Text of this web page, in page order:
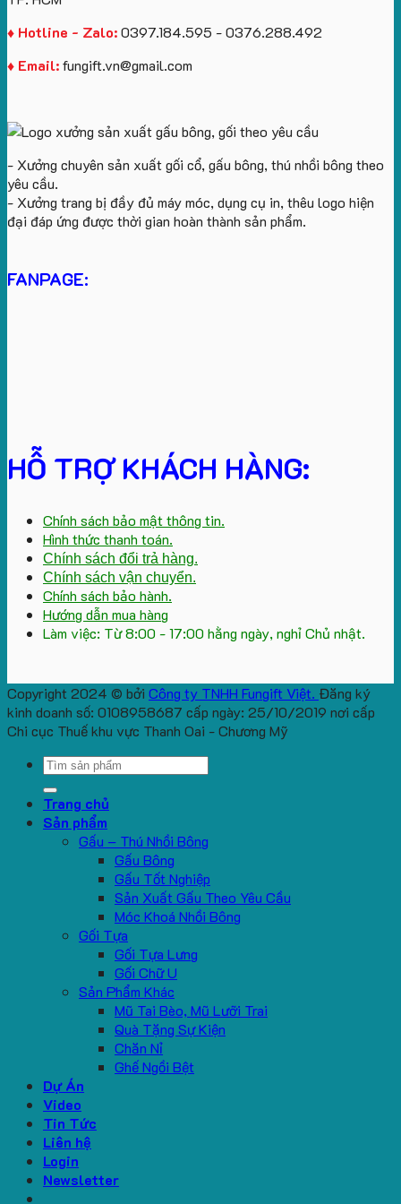
♦ Hotline - Zalo:0397.184.595 - 0376.288.492
♦ Email:fungift.vn@gmail.com
- Xưởng chuyên sản xuất gối cổ, gấu bông, thú nhồi bông theo
yêu cầu.
- Xưởng trang bị đầy đủ máy móc, dụng cụ in, thêu logo hiện
đại đáp ứng được thời gian hoàn thành sản phẩm.
FANPAGE:
HỖ TRỢ KHÁCH HÀNG:
Chính sách bảo mật thông tin.
Hình thức thanh toán.
Chính sách đổi trả hàng.
Chính sách vận chuyển.
Chính sách bảo hành.
Hướng dẫn mua hàng
Làm việc: Từ 8:00 - 17:00 hằng ngày, nghỉ Chủ nhật.
Copyright 2024 © bởi Công ty TNHH Fungift Việt. Đăng ký
kinh doanh số: 0108958687 cấp ngày: 25/10/2019 nơi cấp
Chi cục Thuế khu vực Thanh Oai - Chương Mỹ
Search
Trang chủ
Sản phẩm
Gấu – Thú Nhồi Bông
Gấu Bông
Gấu Tốt Nghiệp
Sản Xuất Gấu Theo Yêu Cầu
Móc Khoá Nhồi Bông
Gối Tựa
Gối Tựa Lưng
Gối Chữ U
Sản Phẩm Khác
Mũ Tai Bèo, Mũ Lưỡi Trai
Quà Tặng Sự Kiện
Chăn Nỉ
Ghế Ngồi Bệt
Dự Án
Video
Tin Tức
Liên hệ
Login
Newsletter